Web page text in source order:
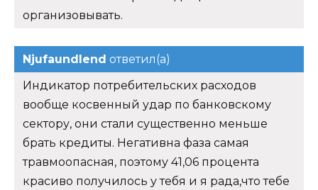
организовывать.
Njufaundlend ответил(а)
Индикатор потребительских расходов
вообще косвенный удар по банковскому
сектору, они стали существенно меньше
брать кредиты. Негативна фаза самая
травмоопасная, поэтому 41,06 процента
красиво получилось у тебя и я рада,что тебе